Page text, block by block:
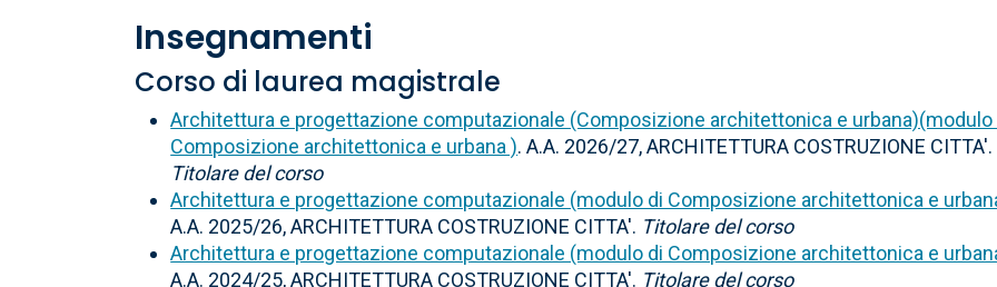
Insegnamenti
Corso di laurea magistrale
Architettura e progettazione computazionale (Composizione architettonica e urbana)(modulo
Composizione architettonica e urbana ). A.A. 2026/27, ARCHITETTURA COSTRUZIONE CITTA'.
Titolare del corso
Architettura e progettazione computazionale (modulo di Composizione architettonica e
A.A. 2025/26, ARCHITETTURA COSTRUZIONE CITTA'. Titolare del corso
Architettura e progettazione computazionale (modulo di Composizione architettonica e
A.A. 2024/25, ARCHITETTURA COSTRUZIONE CITTA'. Titolare del corso